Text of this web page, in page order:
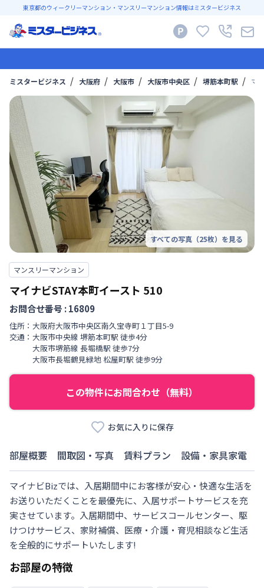
東京都のウィークリーマンション・マンスリーマンション情報はミスタービジネス
ミスタービジネス 大阪府 大阪市 大阪市中央区 堺筋本町駅 マ
すべての写真（25枚）を見る
マンスリーマンション
マイナビSTAY本町イースト 510
お問合せ番号 :16809
住所： 大阪府大阪市中央区南久宝寺町 １丁目5-9
交通： 大阪市中央線 堺筋本町駅 徒歩4分
大阪市堺筋線 長堀橋駅 徒歩7分
大阪市長堀鶴見緑地 松屋町駅 徒歩9分
この物件にお問合わせ（無料）
お気に入りに保存
部屋概要 間取図・写真 賃料プラン 設備・家具家電
マイナビBizでは、入居期間中にお客様が安心・快適な生活を
お送りいただくことを最優先に、入居サポートサービスを充
実させています。入居期間中、サービスコールセンター、駆
けつけサービス、家財補償、医療・介護・育児相談など生活
を全般的にサポートいたします!
お部屋の特徴